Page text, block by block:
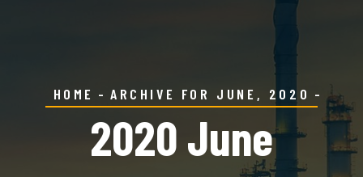
HOME ARCHIVE FOR JUNE, 2020
2020 June